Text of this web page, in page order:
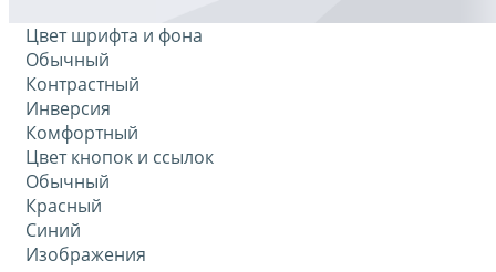
Цвет шрифта и фона
Обычный
Контрастный
Инверсия
Комфортный
Цвет кнопок и ссылок
Обычный
Красный
Синий
Изображения